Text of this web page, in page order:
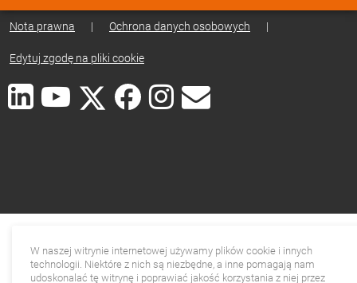
Nota prawna | Ochrona danych osobowych |
Edytuj zgodę na pliki cookie
W naszej witrynie internetowej używamy plików cookie i innych
technologii. Niektóre z nich są niezbędne, a inne pomagają nam
udoskonalać tę witrynę i poprawiać jakość korzystania z niej przez